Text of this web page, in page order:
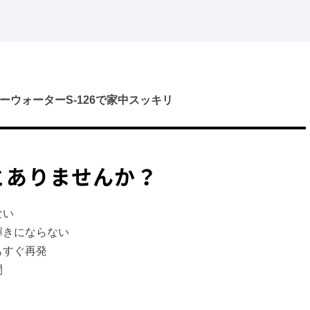
ウォーターS-126で家中スッキリ
りませんか？
い
にならない
ぐ再発